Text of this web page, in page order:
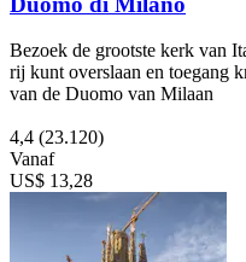
Bezoek de grootste kerk van
rij kunt overslaan en toegang
van de Duomo van Milaan
4,4 (23.120)
Vanaf
US$ 13,28